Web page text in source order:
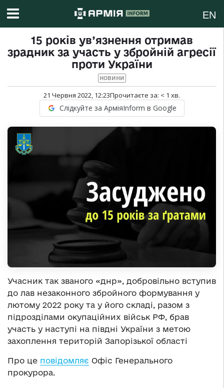
EN
15 років ув’язнення отримав
зрадник за участь у збройній агресії
проти України
НОВИНИ
21 Червня 2022, 12:23Прочитаєте за: < 1 хв.
Слідкуйте за АрміяInform в Google
Учасник так званого «днр», добровільно вступив
до лав незаконного збройного формування у
лютому 2022 року та у його складі, разом з
підрозділами окупаційних військ РФ, брав
участь у наступі на півдні України з метою
захоплення територій Запорізької області
Про це повідомляє Офіс Генерального
прокурора.